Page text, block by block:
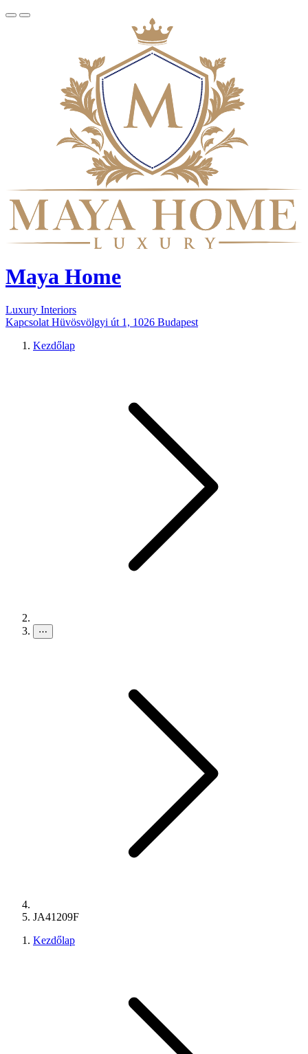
Maya Home
Luxury Interiors
Kapcsolat Hüvösvölgyi út 1, 1026 Budapest
Kezdőlap
⋯
JA41209F
Kezdőlap